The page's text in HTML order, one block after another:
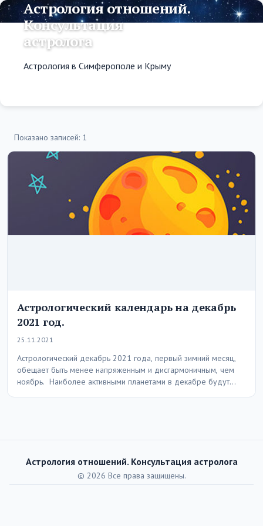
Астрология отношений.
Консультация
астролога
Астрология в Симферополе и Крыму
Показано записей: 1
Астрологический календарь на декабрь
2021 год.
25.11.2021
Астрологический декабрь 2021 года, первый зимний месяц,
обещает быть менее напряженным и дисгармоничным, чем
ноябрь. Наиболее активными планетами в декабре будут
Астрология отношений. Консультация астролога
© 2026 Все права защищены.